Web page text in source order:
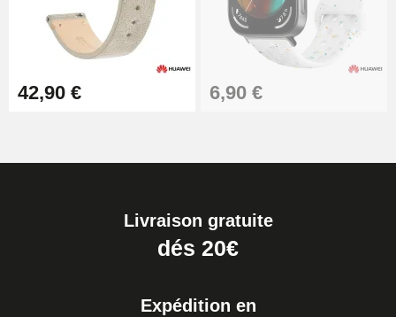
42,90 € 6,90 €
Livraison gratuite
dés 20€
Expédition en